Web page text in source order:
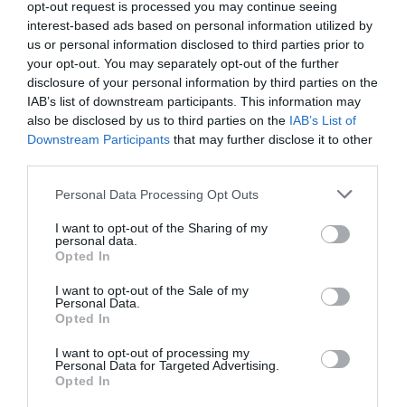
opt-out request is processed you may continue seeing
interest-based ads based on personal information utilized by
us or personal information disclosed to third parties prior to
your opt-out. You may separately opt-out of the further
disclosure of your personal information by third parties on the
IAB’s list of downstream participants. This information may
also be disclosed by us to third parties on the IAB’s List of
Downstream Participants that may further disclose it to other
Personal Data Processing Opt Outs
I want to opt-out of the Sharing of my
personal data.
Opted In
I want to opt-out of the Sale of my
Personal Data.
Opted In
I want to opt-out of processing my
Personal Data for Targeted Advertising.
Opted In